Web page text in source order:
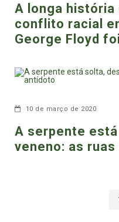
A longa história
conflito racial
George Floyd
10 de março de 2020
A serpente
veneno: as